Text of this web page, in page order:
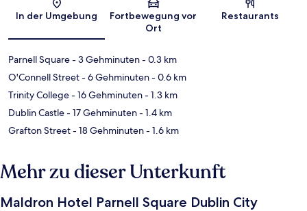
Karte
In der Umgebung
Fortbewegung vor
Ort
Restaurants
Parnell Square- 3 Gehminuten- 0.3 km
O'Connell Street- 6 Gehminuten- 0.6 km
Trinity College- 16 Gehminuten- 1.3 km
Dublin Castle- 17 Gehminuten- 1.4 km
Grafton Street- 18 Gehminuten- 1.6 km
Mehr zu dieser Unterkunft
Maldron Hotel Parnell Square Dublin City